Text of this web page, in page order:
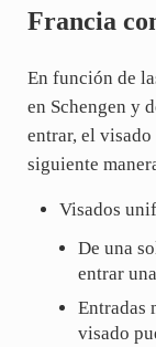
Francia
En función de
en Schengen y
entrar, el visado
siguiente
Visados
De una
entrar
Entradas
visado